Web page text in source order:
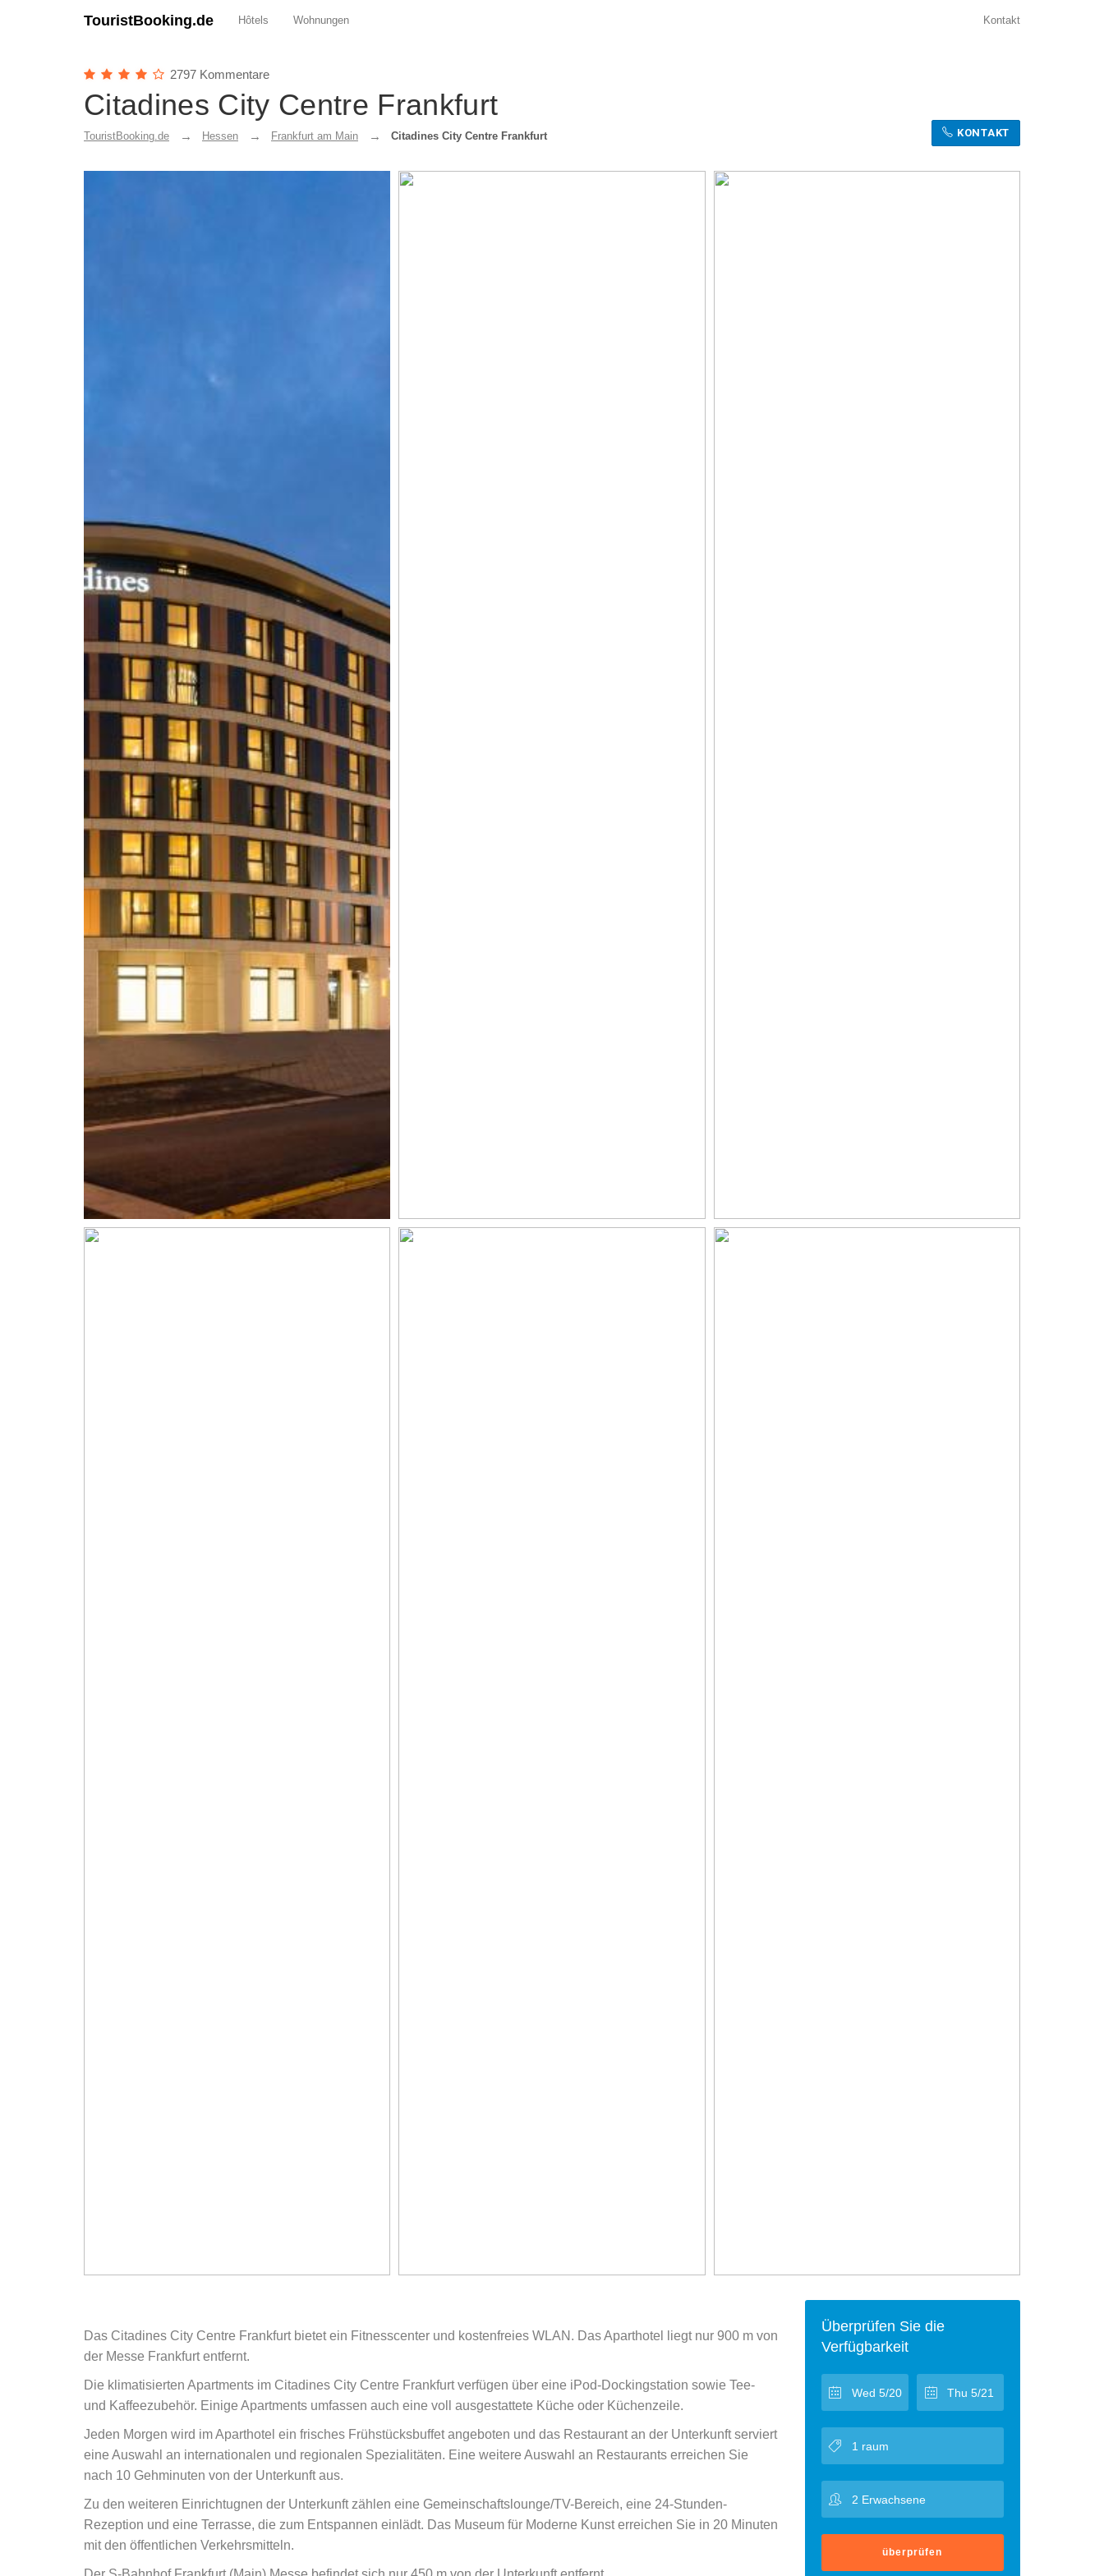
TouristBooking.de Hôtels Wohnungen Kontakt
2797 Kommentare
Citadines City Centre Frankfurt
TouristBooking.de Hessen Frankfurt am Main Citadines City Centre Frankfurt KONTAKT
Überprüfen Sie die
Verfügbarkeit
überprüfen
Das Citadines City Centre Frankfurt bietet ein Fitnesscenter und kostenfreies WLAN. Das Aparthotel liegt nur 900 m von
der Messe Frankfurt entfernt.
Die klimatisierten Apartments im Citadines City Centre Frankfurt verfügen über eine iPod-Dockingstation sowie Tee-
und Kaffeezubehör. Einige Apartments umfassen auch eine voll ausgestattete Küche oder Küchenzeile.
Jeden Morgen wird im Aparthotel ein frisches Frühstücksbuffet angeboten und das Restaurant an der Unterkunft serviert
eine Auswahl an internationalen und regionalen Spezialitäten. Eine weitere Auswahl an Restaurants erreichen Sie
nach 10 Gehminuten von der Unterkunft aus.
Zu den weiteren Einrichtugnen der Unterkunft zählen eine Gemeinschaftslounge/TV-Bereich, eine 24-Stunden-
Rezeption und eine Terrasse, die zum Entspannen einlädt. Das Museum für Moderne Kunst erreichen Sie in 20 Minuten
mit den öffentlichen Verkehrsmitteln.